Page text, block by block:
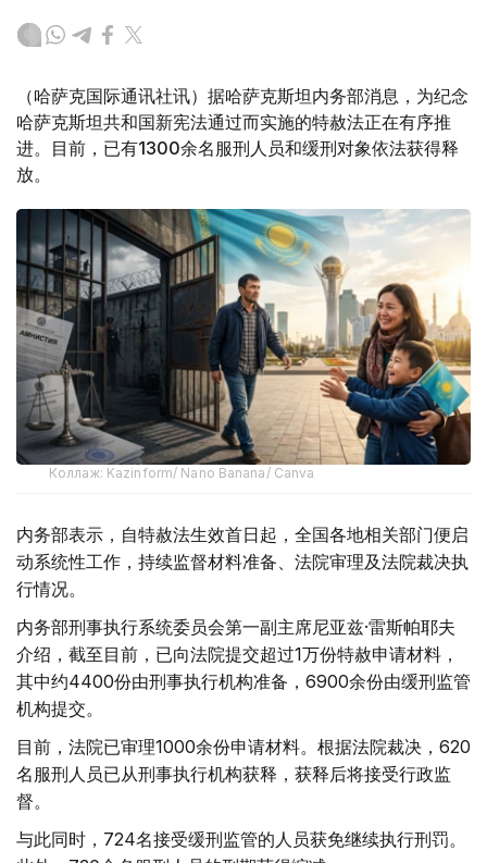
（哈萨克国际通讯社讯）据哈萨克斯坦内务部消息，为纪念
哈萨克斯坦共和国新宪法通过而实施的特赦法正在有序推
进。目前，已有1300余名服刑人员和缓刑对象依法获得释
放。
Коллаж: Kazinform/ Nano Banana/ Canva
内务部表示，自特赦法生效首日起，全国各地相关部门便启
动系统性工作，持续监督材料准备、法院审理及法院裁决执
行情况。
内务部刑事执行系统委员会第一副主席尼亚兹·雷斯帕耶夫
介绍，截至目前，已向法院提交超过1万份特赦申请材料，
其中约4400份由刑事执行机构准备，6900余份由缓刑监管
机构提交。
目前，法院已审理1000余份申请材料。根据法院裁决，620
名服刑人员已从刑事执行机构获释，获释后将接受行政监
督。
与此同时，724名接受缓刑监管的人员获免继续执行刑罚。